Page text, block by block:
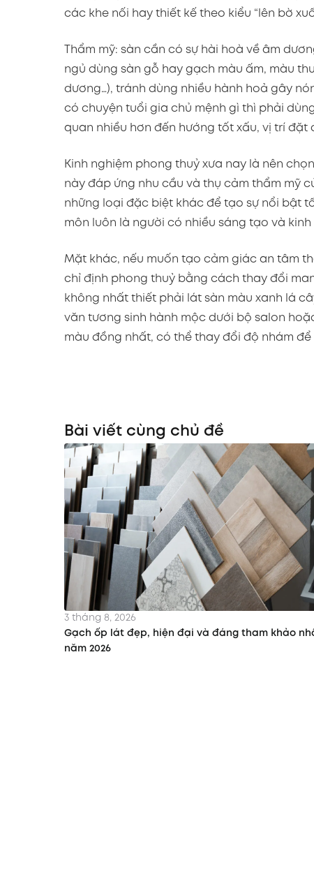
các khe nối hay thiết kế theo kiểu “lên bờ
Thẩm mỹ: sàn cần có sự hài hoà về âm
ngủ dùng sàn gỗ hay gạch màu ấm, màu
dương…), tránh dùng nhiều hành hoả gây
có chuyện tuổi gia chủ mệnh gì thì phải
quan nhiều hơn đến hướng tốt xấu, vị trí đặt
Kinh nghiệm phong thuỷ xưa nay là nên
này đáp ứng nhu cầu và thụ cảm thẩm mỹ
những loại đặc biệt khác để tạo sự nổi bật
môn luôn là người có nhiều sáng tạo và
Mặt khác, nếu muốn tạo cảm giác an tâm
chỉ định phong thuỷ bằng cách thay đổi
không nhất thiết phải lát sàn màu xanh lá
văn tương sinh hành mộc dưới bộ salon
màu đồng nhất, có thể thay đổi độ nhám
Bài viết cùng chủ đề
3 tháng 8, 2026
Gạch ốp lát đẹp, hiện đại và đáng tham khảo
năm 2026